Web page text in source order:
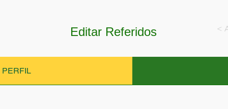
Editar Referidos <
PERFIL